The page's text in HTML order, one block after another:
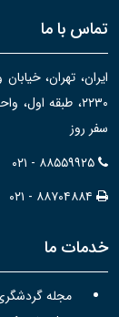
تماس با ما
ایران، تهران،
سفر روز
۰۲۱ - ۸۸۵۵۹۹۲۵
۰۲۱ - ۸۸۷۰۴۸۸۴
خدمات ما
مجله